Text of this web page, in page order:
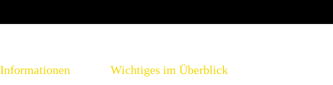
Informationen Wichtiges im Überblick